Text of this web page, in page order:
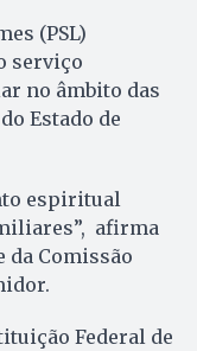
(PSL)
serviço
no âmbito das
Estado de
espiritual
afirma
da Comissão
Federal de